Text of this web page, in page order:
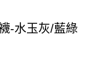
-水玉灰/藍綠